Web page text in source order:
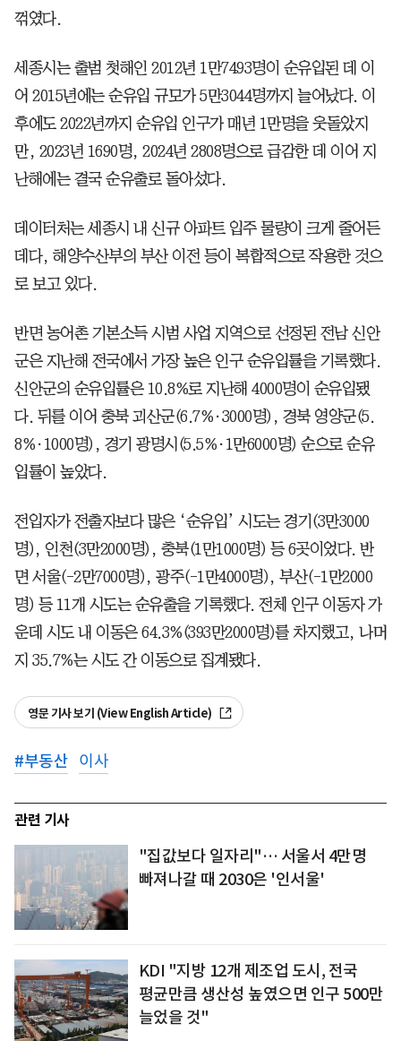
꺾였다.
세종시는 출범 첫해인 2012년 1만7493명이 순유입된 데 이
어 2015년에는 순유입 규모가 5만3044명까지 늘어났다. 이
후에도 2022년까지 순유입 인구가 매년 1만명을 웃돌았지
만, 2023년 1690명, 2024년 2808명으로 급감한 데 이어 지
난해에는 결국 순유출로 돌아섰다.
데이터처는 세종시 내 신규 아파트 입주 물량이 크게 줄어든
데다, 해양수산부의 부산 이전 등이 복합적으로 작용한 것으
로 보고 있다.
반면 농어촌 기본소득 시범 사업 지역으로 선정된 전남 신안
군은 지난해 전국에서 가장 높은 인구 순유입률을 기록했다.
신안군의 순유입률은 10.8%로 지난해 4000명이 순유입됐
다. 뒤를 이어 충북 괴산군(6.7%·3000명), 경북 영양군(5.
8%·1000명), 경기 광명시(5.5%·1만6000명) 순으로 순유
입률이 높았다.
전입자가 전출자보다 많은 ‘순유입’ 시도는 경기(3만3000
명), 인천(3만2000명), 충북(1만1000명) 등 6곳이었다. 반
면 서울(-2만7000명), 광주(-1만4000명), 부산(-1만2000
명) 등 11개 시도는 순유출을 기록했다. 전체 인구 이동자 가
운데 시도 내 이동은 64.3%(393만2000명)를 차지했고, 나머
지 35.7%는 시도 간 이동으로 집계됐다.
영문 기사 보기 (View English Article)
#부동산 이사
관련 기사
"집값보다 일자리"… 서울서 4만명
빠져나갈 때 2030은 '인서울'
KDI "지방 12개 제조업 도시, 전국
평균만큼 생산성 높였으면 인구 500만
늘었을 것"